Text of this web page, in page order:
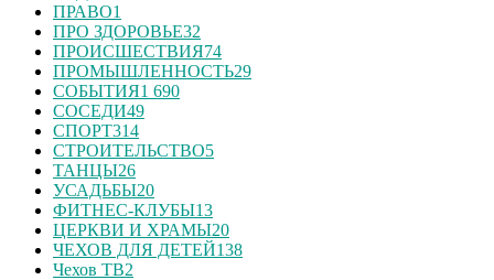
ПРАВО1
ПРО ЗДОРОВЬЕ32
ПРОИСШЕСТВИЯ74
ПРОМЫШЛЕННОСТЬ29
СОБЫТИЯ1 690
СОСЕДИ49
СПОРТ314
СТРОИТЕЛЬСТВО5
ТАНЦЫ26
УСАДЬБЫ20
ФИТНЕС-КЛУБЫ13
ЦЕРКВИ И ХРАМЫ20
ЧЕХОВ ДЛЯ ДЕТЕЙ138
Чехов ТВ2